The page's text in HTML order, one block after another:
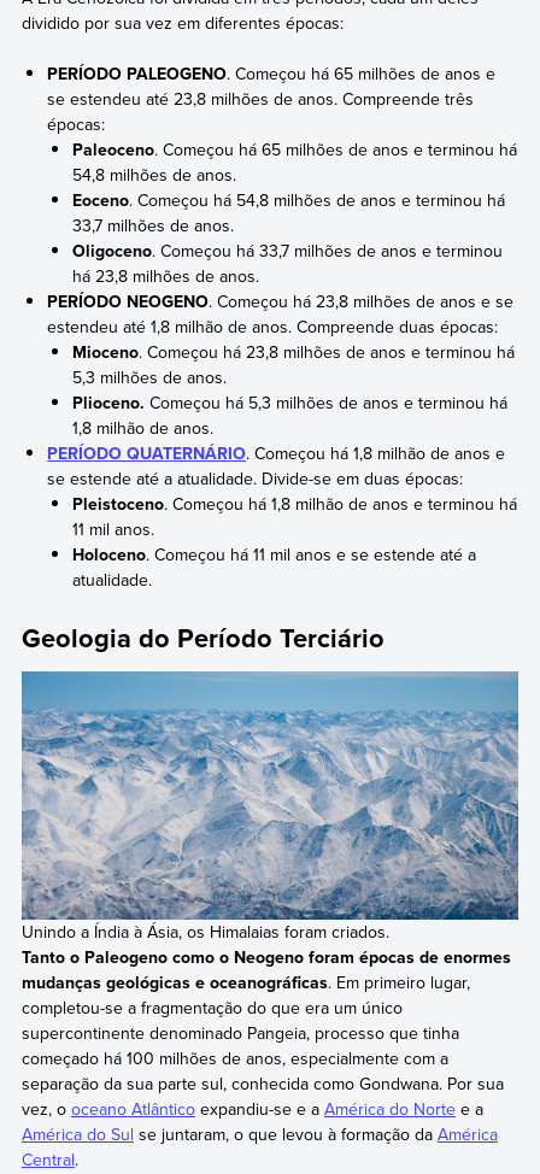
dividido por sua vez em diferentes épocas:
PERÍODO PALEOGENO. Começou há 65 milhões de anos e
se estendeu até 23,8 milhões de anos. Compreende três
épocas:
Paleoceno. Começou há 65 milhões de anos e terminou há
54,8 milhões de anos.
Eoceno. Começou há 54,8 milhões de anos e terminou há
33,7 milhões de anos.
Oligoceno. Começou há 33,7 milhões de anos e terminou
há 23,8 milhões de anos.
PERÍODO NEOGENO. Começou há 23,8 milhões de anos e se
estendeu até 1,8 milhão de anos. Compreende duas épocas:
Mioceno. Começou há 23,8 milhões de anos e terminou há
5,3 milhões de anos.
Plioceno. Começou há 5,3 milhões de anos e terminou há
1,8 milhão de anos.
PERÍODO QUATERNÁRIO. Começou há 1,8 milhão de anos e
se estende até a atualidade. Divide-se em duas épocas:
Pleistoceno. Começou há 1,8 milhão de anos e terminou há
11 mil anos.
Holoceno. Começou há 11 mil anos e se estende até a
atualidade.
Geologia do Período Terciário
Unindo a Índia à Ásia, os Himalaias foram criados.
Tanto o Paleogeno como o Neogeno foram épocas de enormes
mudanças geológicas e oceanográficas. Em primeiro lugar,
completou-se a fragmentação do que era um único
supercontinente denominado Pangeia, processo que tinha
começado há 100 milhões de anos, especialmente com a
separação da sua parte sul, conhecida como Gondwana. Por sua
vez, o oceano Atlânticoexpandiu-se e a América do Nortee a
América do Sul se juntaram, o que levou à formação da América
Central.